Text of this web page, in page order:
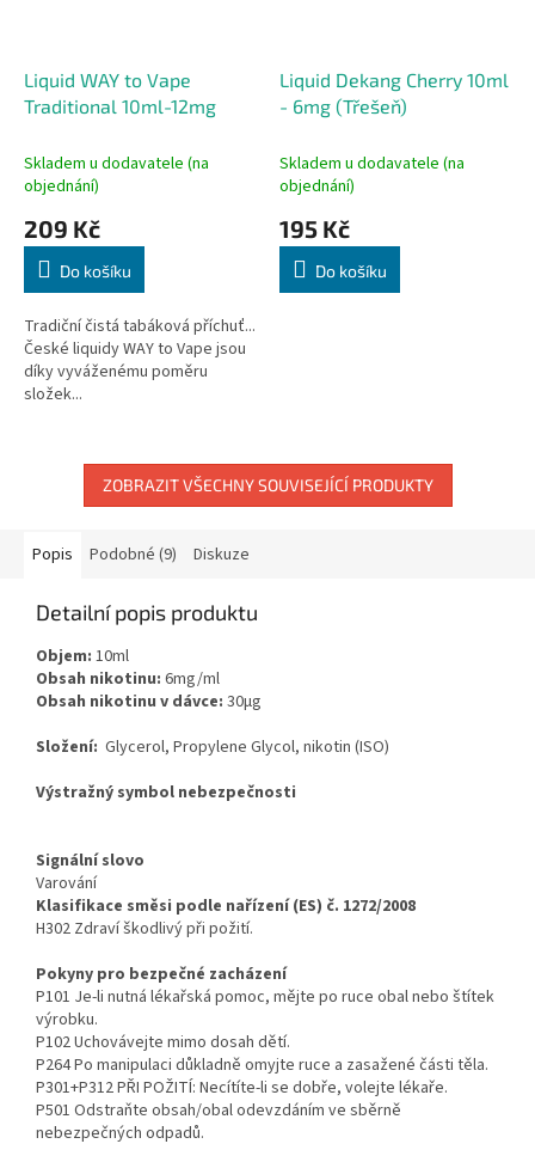
Liquid WAY to Vape
Traditional 10ml-12mg
Skladem u dodavatele (na
objednání)
209 Kč
Do košíku
Tradiční čistá tabáková příchuť...
České liquidy WAY to Vape jsou
díky vyváženému poměru
složek...
Liquid Dekang Cherry 10ml
- 6mg (Třešeň)
Skladem u dodavatele (na
objednání)
195 Kč
Do košíku
ZOBRAZIT VŠECHNY SOUVISEJÍCÍ PRODUKTY
Popis Podobné (9) Diskuze
Detailní popis produktu
Objem: 10ml
Obsah nikotinu: 6mg/ml
Obsah nikotinu v dávce: 30μg
Složení: Glycerol, Propylene Glycol, nikotin (ISO)
Výstražný symbol nebezpečnosti
Signální slovo
Varování
Klasifikace směsi podle nařízení (ES) č. 1272/2008
H302 Zdraví škodlivý při požití.
Pokyny pro bezpečné zacházení
P101 Je-li nutná lékařská pomoc, mějte po ruce obal nebo štítek
výrobku.
P102 Uchovávejte mimo dosah dětí.
P264 Po manipulaci důkladně omyjte ruce a zasažené části těla.
P301+P312 PŘI POŽITÍ: Necítíte-li se dobře, volejte lékaře.
P501 Odstraňte obsah/obal odevzdáním ve sběrně
nebezpečných odpadů.